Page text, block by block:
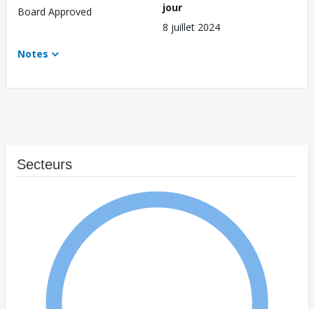
Board Approved
jour
8 juillet 2024
Notes
Secteurs